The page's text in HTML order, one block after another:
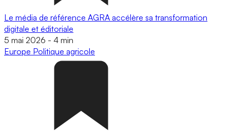
Le média de référence AGRA accélère sa transformation
digitale et éditoriale
5 mai 2026 - 4 min
Europe Politique agricole